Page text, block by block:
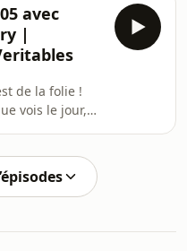
en quête
qu'on se
à venir
et il y avait eu
né de l'idée
manager...
qui a travaillé
et structu
avec
|
de la folie !
vois le jour,
la
la confirmation
est vraiment
l'histoire